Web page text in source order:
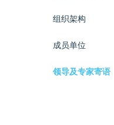
组织架构
成员单位
领导及专家寄语